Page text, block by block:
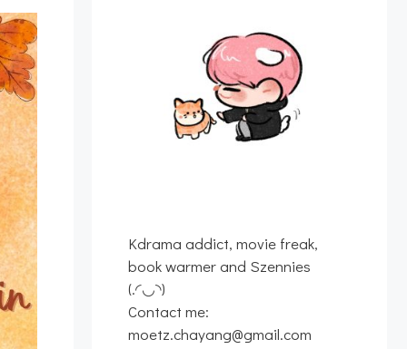
Kdrama addict, movie freak,
book warmer and Szennies
(.◜◡◝)
Contact me:
moetz.chayang@gmail.com